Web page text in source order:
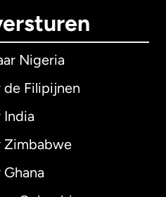
Nigeria
de Filipijnen
India
Zimbabwe